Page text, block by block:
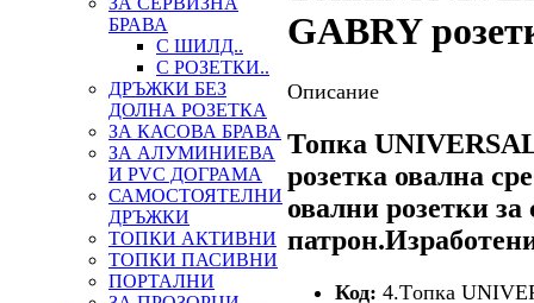
БРАВА
С ШИЛД..
С РОЗЕТКИ..
ДРЪЖКИ БЕЗ
ДОЛНА РОЗЕТКА
ЗА КАСОВА БРАВА
ЗА АЛУМИНИЕВА
И PVC ДОГРАМА
САМОСТОЯТЕЛНИ
ДРЪЖКИ
ТОПКИ АКТИВНИ
ТОПКИ ПАСИВНИ
ПОРТАЛНИ
GABRY
Описание
Топка
розетка овална
овални розетки за
Код: 4.Tопка